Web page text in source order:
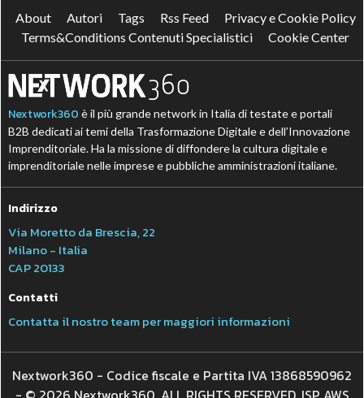
About Autori Tags Rss Feed
Privacy e Cookie Policy
Terms&Conditions Contenuti Specialistici
Cookie Center
Nextwork360 è il più grande network in Italia di testate e portali
B2B dedicati ai temi della Trasformazione Digitale e dell’Innovazione
Imprenditoriale. Ha la missione di diffondere la cultura digitale e
imprenditoriale nelle imprese e pubbliche amministrazioni italiane.
Indirizzo
Via Moretto da Brescia, 22
Milano - Italia
CAP 20133
Contatti
Contatta il nostro team per maggiori informazioni
Nextwork360 - Codice fiscale e Partita IVA 13868590962